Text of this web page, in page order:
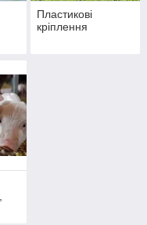
Пластикові
кріплення